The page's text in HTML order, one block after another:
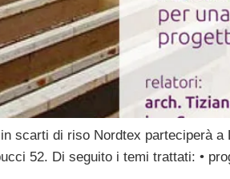
scarti di riso Nordtex parteciperà
52. Di seguito i temi trattati: •